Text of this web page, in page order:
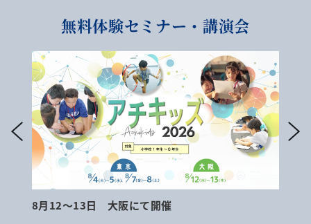
無料体験セミナー・講演会
8月12～13日 大阪にて開催